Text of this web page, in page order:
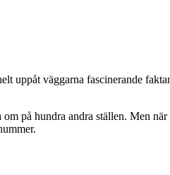
uppåt väggarna fascinerande
på hundra andra ställen. Men när